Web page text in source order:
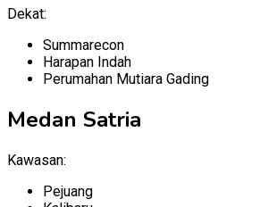
Dekat:
Summarecon
Harapan Indah
Perumahan Mutiara Gading
Medan Satria
Kawasan:
Pejuang